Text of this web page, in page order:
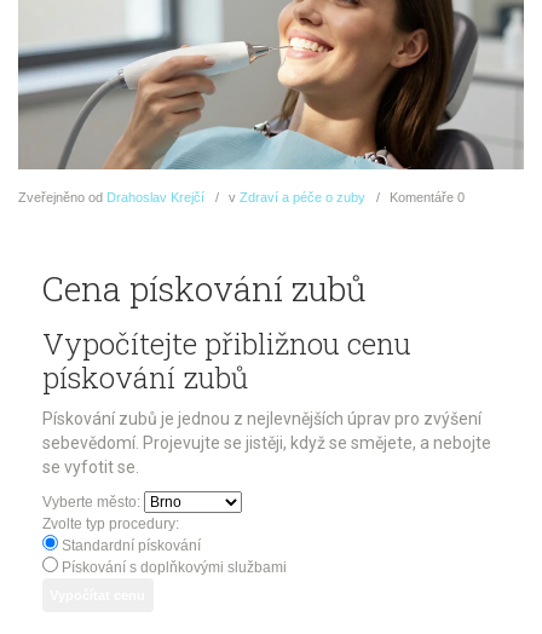
Zveřejněno od Drahoslav Krejčí v Zdraví a péče o zuby Komentáře 0
Cena pískování zubů
Vypočítejte přibližnou cenu
pískování zubů
Pískování zubů je jednou z nejlevnějších úprav pro zvýšení
sebevědomí. Projevujte se jistěji, když se smějete, a nebojte
se vyfotit se.
Vyberte město:
Zvolte typ procedury:
Standardní pískování
Pískování s doplňkovými službami